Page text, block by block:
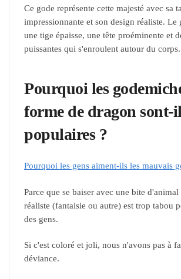
Ce gode représente cette majesté avec sa
impressionnante et son design réaliste. Le
une tige épaisse, une tête proéminente et
puissantes qui s'enroulent autour du corps.
Pourquoi les
forme de dragon sont-
populaires ?
Pourquoi les gens aiment-ils les mauvais
Parce que se baiser avec une bite d'animal
réaliste (fantaisie ou autre) est trop tabou
des gens.
Si c'est coloré et joli, nous n'avons pas à
déviance.